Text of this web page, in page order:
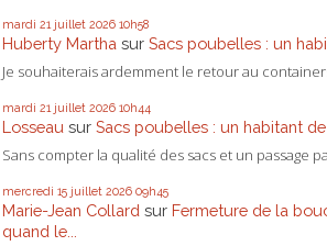
mardi 21 juillet 2026 10h58
Huberty Martha sur Sacs poubelles : un
Je souhaiterais ardemment le retour au
mardi 21 juillet 2026 10h44
Losseau sur Sacs poubelles : un habitant de
Sans compter la qualité des sacs et un passage
mercredi 15 juillet 2026 09h45
Marie-Jean Collard sur Fermeture de la
quand le...